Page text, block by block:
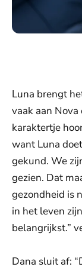
Luna brengt
vaak aan
karaktertje
want Luna
gekund. We
gezien. Dat
gezondheid is
in het leven
belangrijkst.”
Dana sluit af: